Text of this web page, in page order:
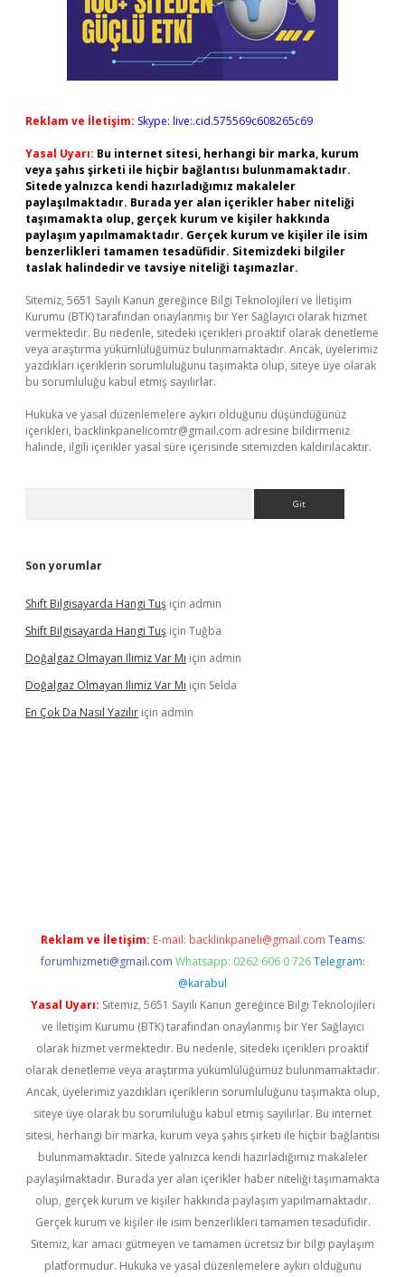
Reklam ve İletişim: Skype: live:.cid.575569c608265c69
Yasal Uyarı: Bu internet sitesi, herhangi bir marka, kurum
veya şahıs şirketi ile hiçbir bağlantısı bulunmamaktadır.
Sitede yalnızca kendi hazırladığımız makaleler
paylaşılmaktadır. Burada yer alan içerikler haber niteliği
taşımamakta olup, gerçek kurum ve kişiler hakkında
paylaşım yapılmamaktadır. Gerçek kurum ve kişiler ile isim
benzerlikleri tamamen tesadüfidir. Sitemizdeki bilgiler
taslak halindedir ve tavsiye niteliği taşımazlar.
Sitemiz, 5651 Sayılı Kanun gereğince Bilgi Teknolojileri ve İletişim
Kurumu (BTK) tarafından onaylanmış bir Yer Sağlayıcı olarak hizmet
vermektedir. Bu nedenle, sitedeki içerikleri proaktif olarak denetleme
veya araştırma yükümlülüğümüz bulunmamaktadır. Ancak, üyelerimiz
yazdıkları içeriklerin sorumluluğunu taşımakta olup, siteye üye olarak
bu sorumluluğu kabul etmiş sayılırlar.
Hukuka ve yasal düzenlemelere aykırı olduğunu düşündüğünüz
içerikleri, backlinkpanelicomtr@gmail.com adresine bildirmeniz
halinde, ilgili içerikler yasal süre içerisinde sitemizden kaldırılacaktır.
Son yorumlar
Shift Bilgisayarda Hangi Tuş için admin
Shift Bilgisayarda Hangi Tuş için Tuğba
Doğalgaz Olmayan Ilimiz Var Mı için admin
Doğalgaz Olmayan Ilimiz Var Mı için Selda
En Çok Da Nasıl Yazılır için admin
Reklam ve İletişim: E-mail: backlinkpaneli@gmail.com Teams:
forumhizmeti@gmail.com Whatsapp: 0262 606 0 726 Telegram:
@karabul
Yasal Uyarı: Sitemiz, 5651 Sayılı Kanun gereğince Bilgi Teknolojileri
ve İletişim Kurumu (BTK) tarafından onaylanmış bir Yer Sağlayıcı
olarak hizmet vermektedir. Bu nedenle, sitedeki içerikleri proaktif
olarak denetleme veya araştırma yükümlülüğümüz bulunmamaktadır.
Ancak, üyelerimiz yazdıkları içeriklerin sorumluluğunu taşımakta olup,
siteye üye olarak bu sorumluluğu kabul etmiş sayılırlar. Bu internet
sitesi, herhangi bir marka, kurum veya şahıs şirketi ile hiçbir bağlantısı
bulunmamaktadır. Sitede yalnızca kendi hazırladığımız makaleler
paylaşılmaktadır. Burada yer alan içerikler haber niteliği taşımamakta
olup, gerçek kurum ve kişiler hakkında paylaşım yapılmamaktadır.
Gerçek kurum ve kişiler ile isim benzerlikleri tamamen tesadüfidir.
Sitemiz, kar amacı gütmeyen ve tamamen ücretsiz bir bilgi paylaşım
platformudur. Hukuka ve yasal düzenlemelere aykırı olduğunu